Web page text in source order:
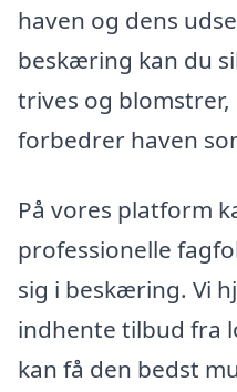
haven og dens
beskæring kan du
trives og
forbedrer haven
På vores platform
professionelle
sig i beskæring. Vi
indhente tilbud fra
kan få den bedst